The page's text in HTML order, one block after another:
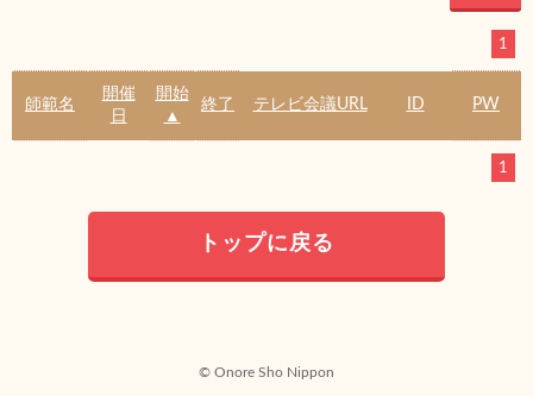
1
師範名
開催
日
開始
▲
終了 テレビ会議URL ID PW
1
トップに戻る
© Onore Sho Nippon